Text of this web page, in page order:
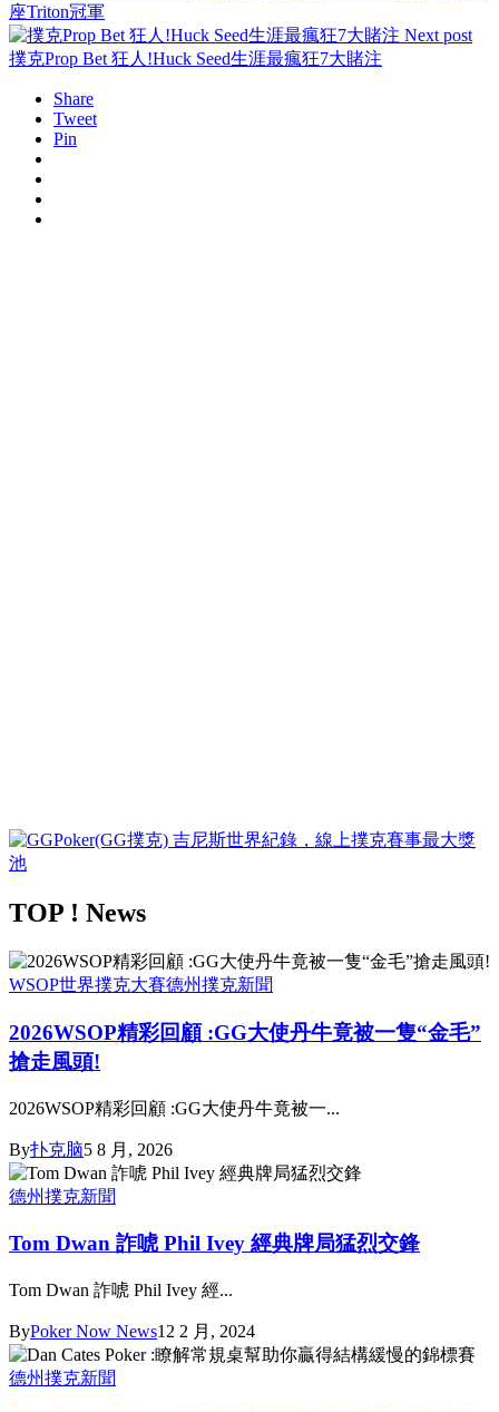
座Triton冠軍
Next post
撲克Prop Bet 狂人!Huck Seed生涯最瘋狂7大賭注
Share
Tweet
Pin
TOP ! News
WSOP世界撲克大賽德州撲克新聞
2026WSOP精彩回顧 :GG大使丹牛竟被一隻“金毛”
搶走風頭!
2026WSOP精彩回顧 :GG大使丹牛竟被一...
By扑克脑5 8 月, 2026
德州撲克新聞
Tom Dwan 詐唬 Phil Ivey 經典牌局猛烈交鋒
Tom Dwan 詐唬 Phil Ivey 經...
ByPoker Now News12 2 月, 2024
德州撲克新聞